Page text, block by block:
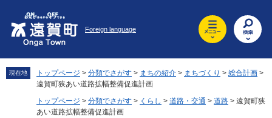
先
頭
を
飛
Foreign language
現在地 トップページ > 分類でさがす > まちの紹介 > まちづくり > 総合計画 >
遠賀町狭あい道路拡幅整備促進計画
トップページ > 分類でさがす > くらし > 道路・交通 > 道路 > 遠賀町狭
あい道路拡幅整備促進計画